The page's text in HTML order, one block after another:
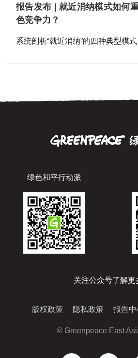
报告发布 | 就近消纳模式如何
色竞争力？
系统剖析“就近消纳”的四种典型模式
绿色和平行动派
关注公众号了解更
版权政策 隐私政策 报告中
© Greenpeace East